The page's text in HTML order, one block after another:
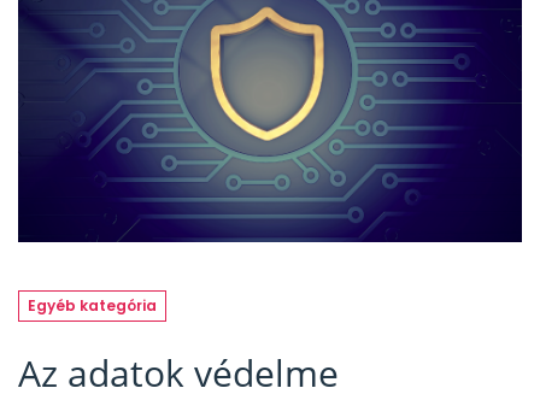
Egyéb kategória
Az adatok védelme